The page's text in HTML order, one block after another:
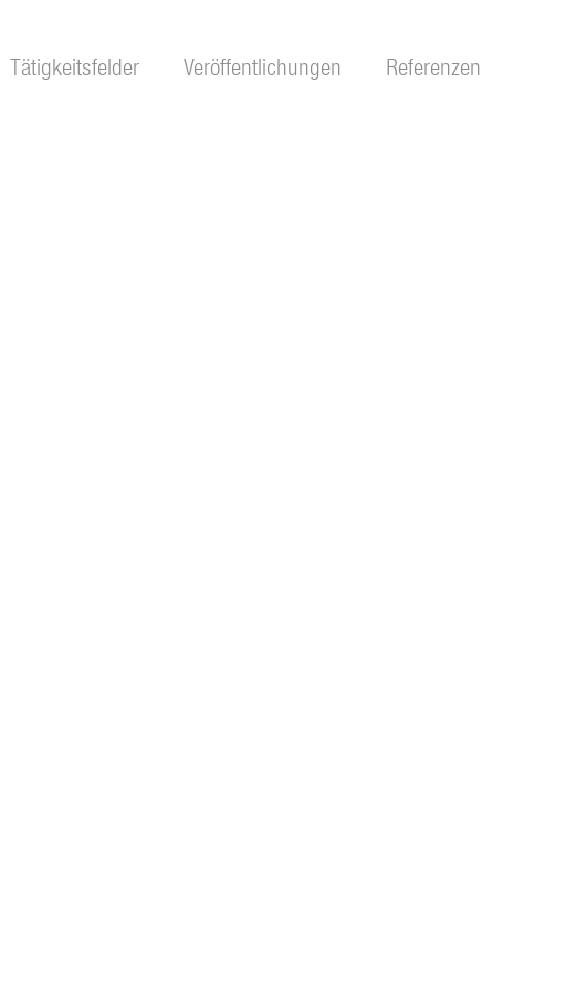
Tätigkeitsfelder Veröffentlichungen Referenzen